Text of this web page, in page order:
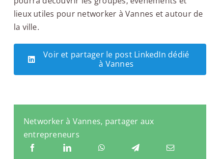
lieux utiles pour networker à Vannes et autour de
la ville.
Voir et partager le post LinkedIn dédié
à Vannes
Networker à Vannes, partager aux
entrepreneurs